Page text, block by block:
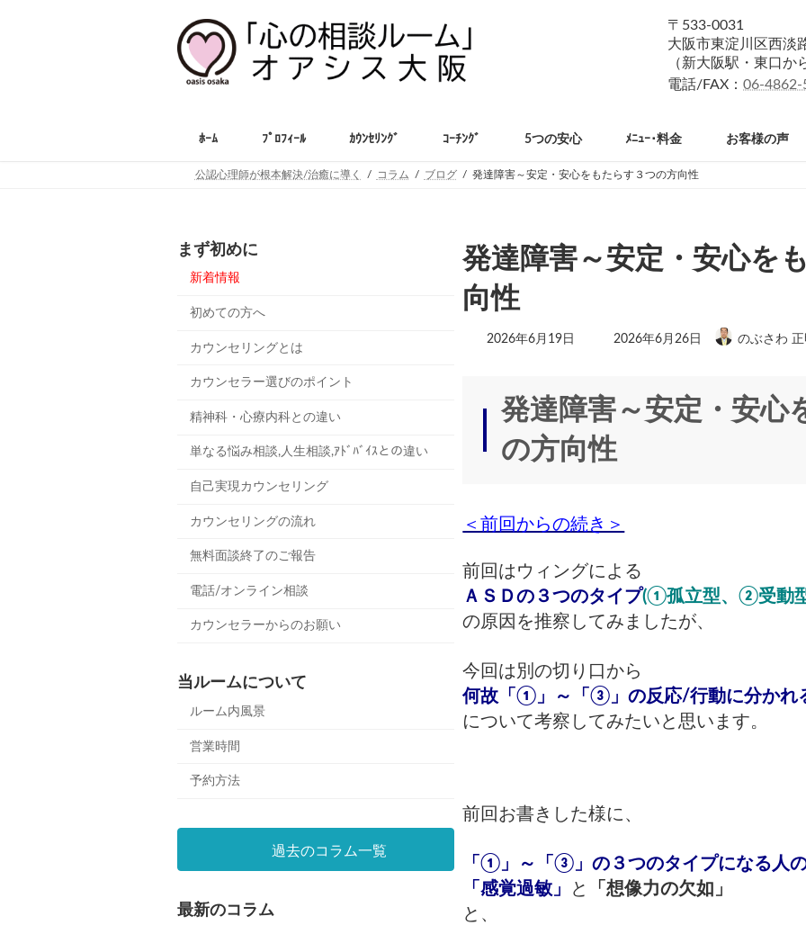
〒533-0031
大阪市東淀川区西淡
（新大阪駅・東口か
電話/FAX： 06-4862-
ﾎｰﾑ ﾌﾟﾛﾌｨｰﾙ ｶｳﾝｾﾘﾝｸﾞ ｺｰﾁﾝｸﾞ 5つの安心 ﾒﾆｭｰ･料金 お客様の声
公認心理師が根本解決/治癒に導く コラム ブログ 発達障害～安定・安心をもたらす３つの方向性
発達障害～安定・安心を
向性
2026年6月19日
最
日
時
2026年6月26日 のぶさわ 正
発達障害～安定・安心
の方向性
＜前回からの続き＞
前回はウィングによる
ＡＳＤの ３つのタイプ(①孤立型、②受動
の原因を推察してみましたが、
今回は別の切り口から
何故「①」～「③」の反応/行動に分かれ
について考察してみたいと思います。
前回お書きした様に、
「①」～「③」の３つのタイプになる人
「感覚過敏」
と
「想像力の欠如」
と、
まず初めに
新着情報
初めての方へ
カウンセリングとは
カウンセラー選びのポイント
精神科・心療内科との違い
単なる悩み相談,人生相談,ｱﾄﾞﾊﾞｲｽとの違い
自己実現カウンセリング
カウンセリングの流れ
無料面談終了のご報告
電話/オンライン相談
カウンセラーからのお願い
当ルームについて
ルーム内風景
営業時間
予約方法
過去のコラム一覧
最新のコラム